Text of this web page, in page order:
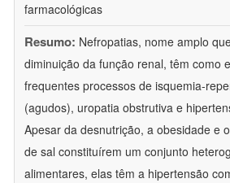
farmacológicas
Resumo: Nefropatias, nome amplo
diminuição da função renal, têm como
frequentes processos de isquemia-
(agudos), uropatia obstrutiva e
Apesar da desnutrição, a obesidade e
de sal constituírem um conjunto
alimentares, elas têm a hipertensão